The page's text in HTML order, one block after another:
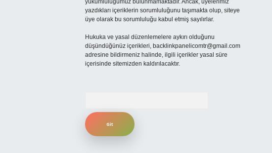
yükümlülüğümüz bulunmamaktadır. Ancak, üyelerimiz
yazdıkları içeriklerin sorumluluğunu taşımakta olup, siteye
üye olarak bu sorumluluğu kabul etmiş sayılırlar.
Hukuka ve yasal düzenlemelere aykırı olduğunu
düşündüğünüz içerikleri, backlinkpanelicomtr@gmail.com
adresine bildirmeniz halinde, ilgili içerikler yasal süre
içerisinde sitemizden kaldırılacaktır.